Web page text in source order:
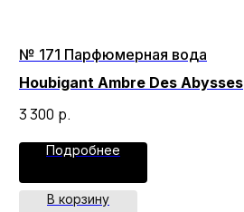
№ 171 Парфюмерная вода
Houbigant Ambre Des Abysses
3 300 р.
Подробнее
В корзину